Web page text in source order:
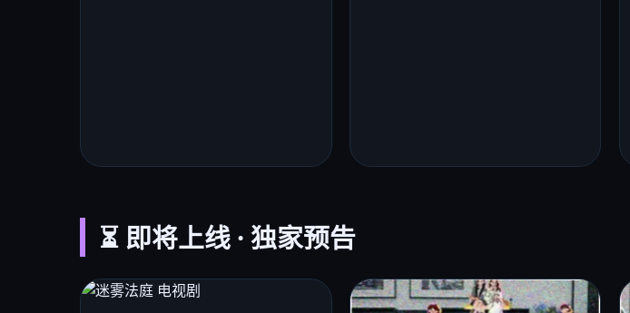
⏳ 即将上线 · 独家预告